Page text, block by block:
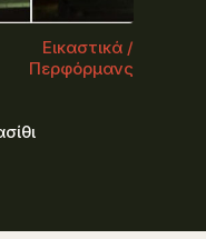
Εικαστικά /
Περφόρμανς